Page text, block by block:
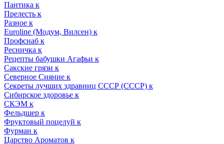
Пантика к
Прелесть к
Разное к
Euroline (Модум, Вилсен) к
Профснаб к
Ресничка к
Рецепты бабушки Агафьи к
Сакские грязи к
Северное Сияние к
Секреты лучших здравниц СССР (СССР) к
Сибирское здоровье к
СКЭМ к
Фельдшер к
Фруктовый поцелуй к
Фурман к
Царство Ароматов к